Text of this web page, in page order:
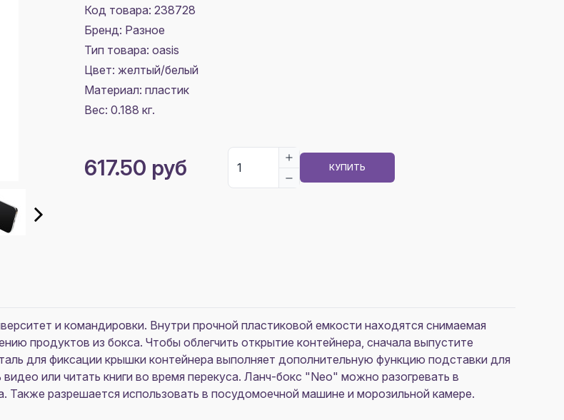
Код товара: 238728
Бренд: Разное
Тип товара: oasis
Цвет: желтый/белый
Материал: пластик
Вес: 0.188 кг.
617.50 руб КУПИТЬ
и командировки. Внутри прочной пластиковой емкости находятся снимаемая
продуктов из бокса. Чтобы облегчить открытие контейнера, сначала выпустите
для фиксации крышки контейнера выполняет дополнительную функцию подставки для
или читать книги во время перекуса. Ланч-бокс "Neo" можно разогревать в
Также разрешается использовать в посудомоечной машине и морозильной камере.